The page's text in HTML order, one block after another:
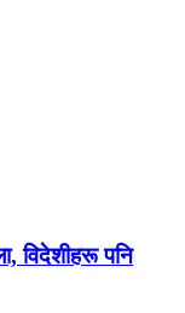
विदेशीहरू पनि